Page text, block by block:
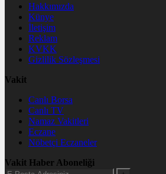
Hakkımızda
Künye
İletişim
Reklam
KVKK
Gizlilik Sözleşmesi
Vakit
Canlı Borsa
Canlı TV
Namaz Vakitleri
Eczane
Nöbetçi Eczaneler
Vakit Haber Aboneliği